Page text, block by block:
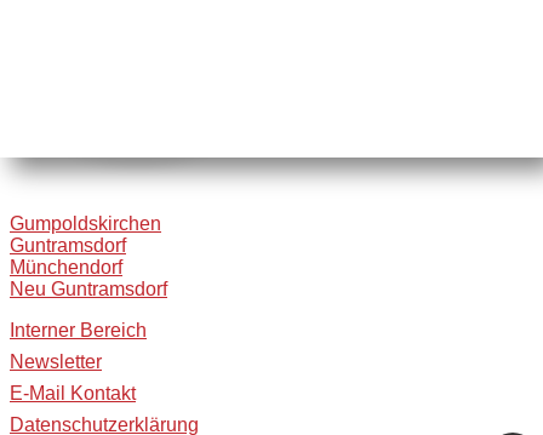
Gumpoldskirchen
Guntramsdorf
Münchendorf
Neu Guntramsdorf
Interner Bereich
Newsletter
E-Mail Kontakt
Datenschutzerklärung